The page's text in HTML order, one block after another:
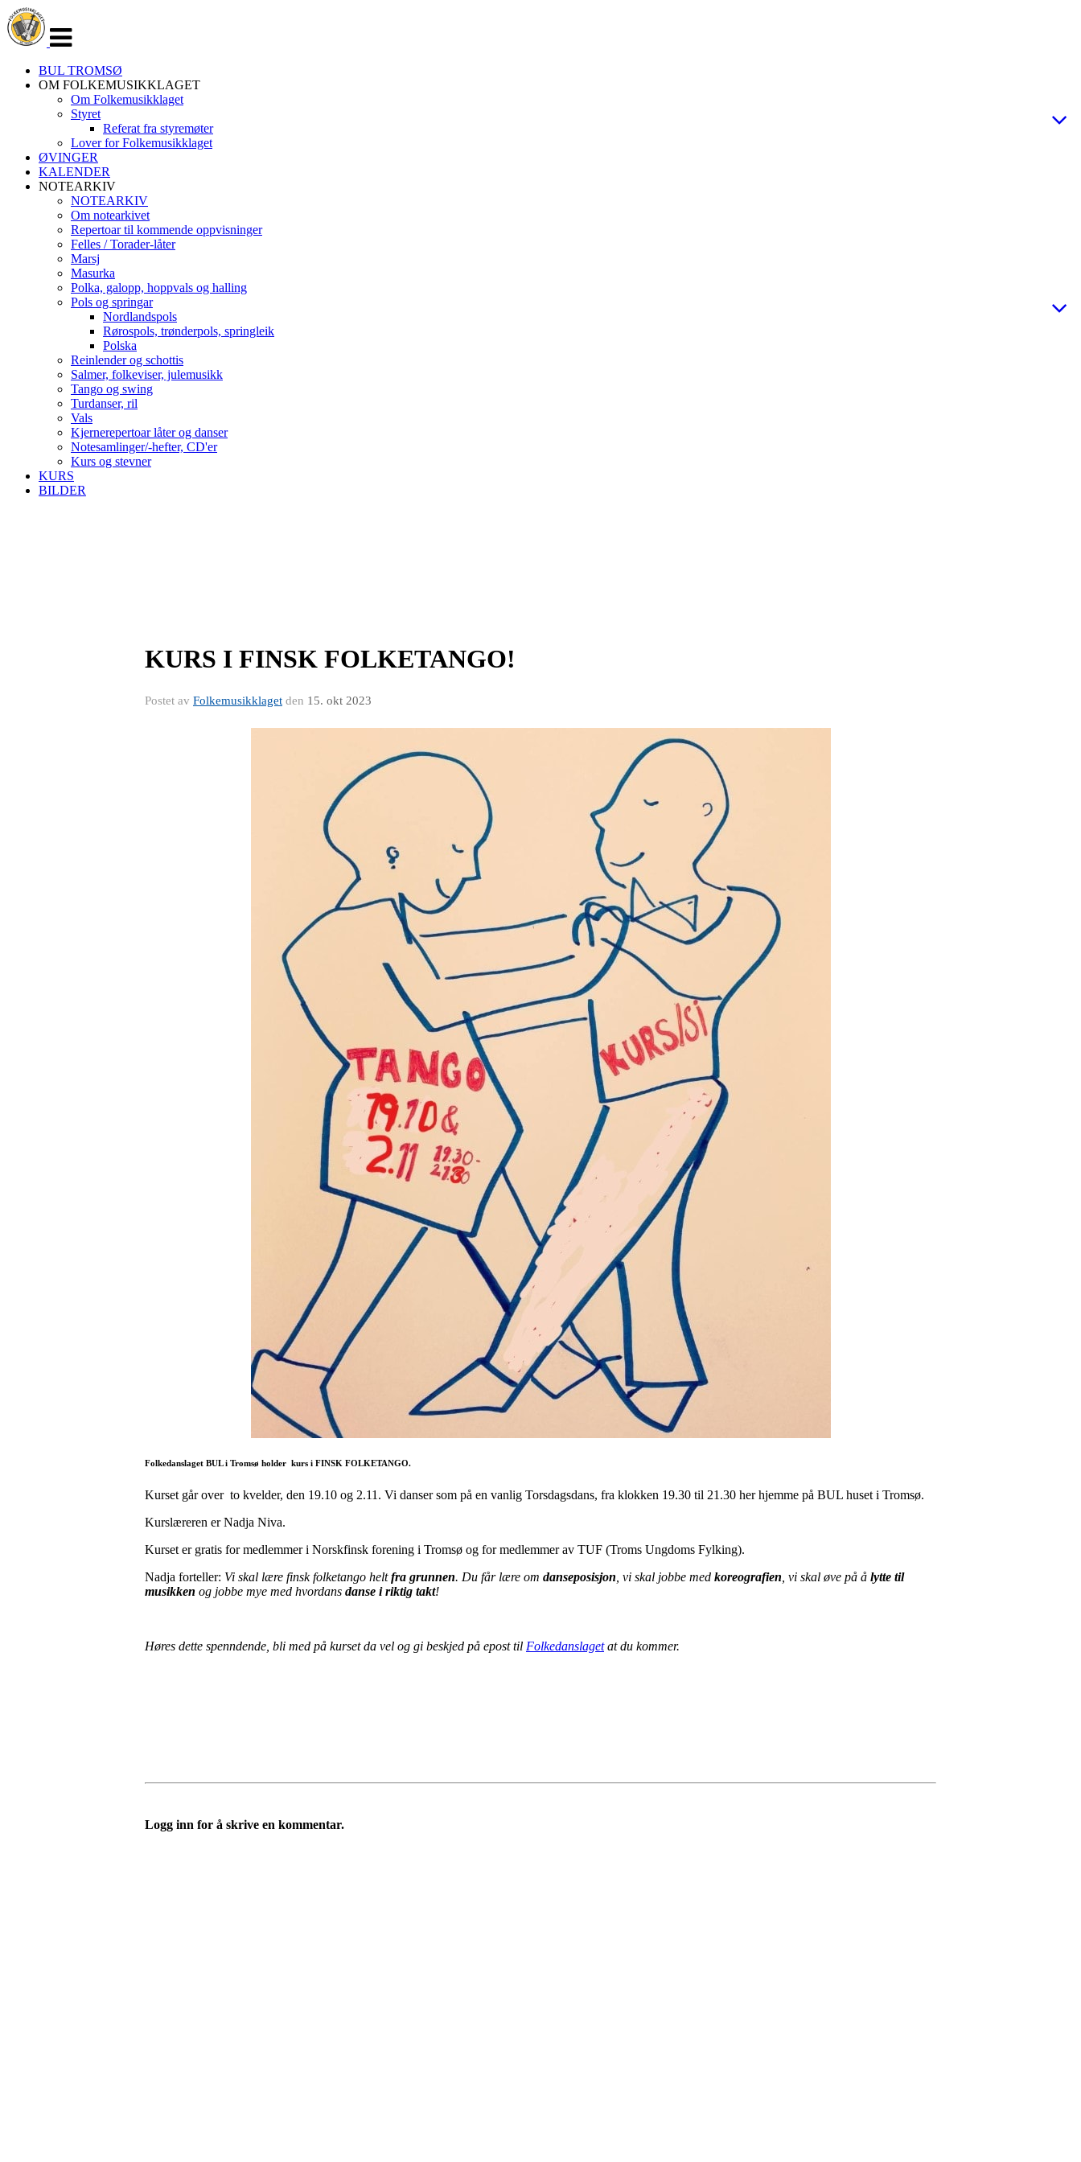
navigasjon
BUL TROMSØ
OM FOLKEMUSIKKLAGET
Om Folkemusikklaget
Styret
Referat fra styremøter
Lover for Folkemusikklaget
ØVINGER
KALENDER
NOTEARKIV
NOTEARKIV
Om notearkivet
Repertoar til kommende oppvisninger
Felles / Torader-låter
Marsj
Masurka
Polka, galopp, hoppvals og halling
Pols og springar
Nordlandspols
Rørospols, trønderpols, springleik
Polska
Reinlender og schottis
Salmer, folkeviser, julemusikk
Tango og swing
Turdanser, ril
Vals
Kjernerepertoar låter og danser
Notesamlinger/-hefter, CD'er
Kurs og stevner
KURS
BILDER
KURS I FINSK FOLKETANGO!
Postet av Folkemusikklaget den 15. okt 2023
Folkedanslaget BUL i Tromsø holder kurs i FINSK FOLKETANGO.
Kurset går over to kvelder, den 19.10 og 2.11. Vi danser som på en vanlig Torsdagsdans, fra klokken 19.30 til 21.30 her hjemme på BUL huset i Tromsø.
Kurslæreren er Nadja Niva.
Kurset er gratis for medlemmer i Norskfinsk forening i Tromsø og for medlemmer av TUF (Troms Ungdoms Fylking).
Nadja forteller: Vi skal lære finsk folketango heltfra grunnen. Du får lære om danseposisjon , vi skal jobbe med koreografien , vi skal øve på å lytte til
musikken og jobbe mye med hvordans danse i riktig takt!
Høres dette spenndende, bli med på kurset da vel og gi beskjed på epost til Folkedanslagetat du kommer.
Logg inn for å skrive en kommentar.